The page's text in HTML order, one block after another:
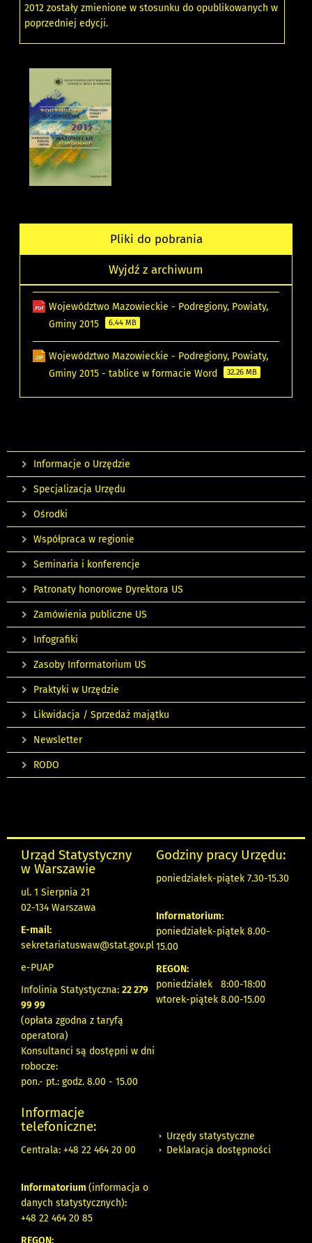
2012 zostały zmienione w stosunku do opublikowanych w
poprzedniej edycji.
Pliki do pobrania
Wyjdź z archiwum
Województwo Mazowieckie - Podregiony, Powiaty,
Gminy 2015
6.44 MB
Województwo Mazowieckie - Podregiony, Powiaty,
Gminy 2015 - tablice w formacie Word
32.26 MB
Informacje o Urzędzie
Specjalizacja Urzędu
Ośrodki
Współpraca w regionie
Seminaria i konferencje
Patronaty honorowe Dyrektora US
Zamówienia publiczne US
Infografiki
Zasoby Informatorium US
Praktyki w Urzędzie
Likwidacja / Sprzedaż majątku
Newsletter
RODO
Urząd Statystyczny
w Warszawie
ul. 1 Sierpnia 21
02-134 Warszawa
E-mail:
sekretariatuswaw@stat.gov.pl
e-PUAP
Infolinia Statystyczna: 22 279
99 99
(opłata zgodna z taryfą
operatora)
Konsultanci są dostępni w dni
robocze:
pon.- pt.: godz. 8.00 - 15.00
Godziny pracy Urzędu:
poniedziałek-piątek 7.30-15.30
Informatorium:
poniedziałek-piątek 8.00-
15.00
REGON:
poniedziałek 8:00-18:00
wtorek-piątek 8.00-15.00
Informacje
telefoniczne:
Centrala: +48 22 464 20 00
Informatorium (informacja o
danych statystycznych):
+48 22 464 20 85
Urzędy statystyczne
Deklaracja dostępności